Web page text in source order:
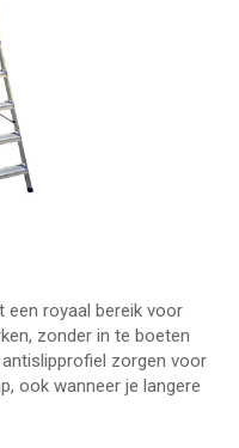
een royaal bereik voor
zonder in te boeten
zorgen voor
ook wanneer je langere